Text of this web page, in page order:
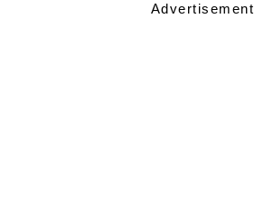
Advertisement